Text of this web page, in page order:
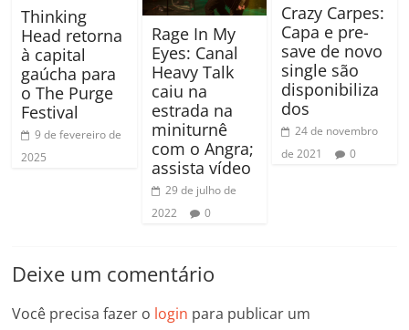
Thinking
Head retorna
à capital
gaúcha para
o The Purge
Festival
9 de fevereiro de
2025
Rage In My
Eyes: Canal
Heavy Talk
caiu na
estrada na
miniturnê
com o Angra;
assista vídeo
29 de julho de
2022
0
Crazy Carpes:
Capa e pre-
save de novo
single são
disponibiliza
dos
24 de novembro
de 2021
0
Deixe um comentário
Você precisa fazer o login para publicar um